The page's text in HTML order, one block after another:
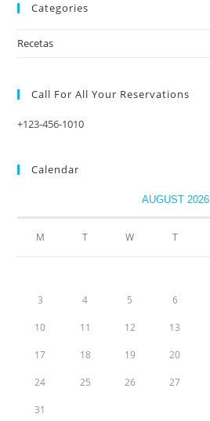
Categories
Recetas
Call For All Your​ Reservations
+123-456-1010
Calendar
AUGUST 2026
M T W T
3 4 5 6
10 11 12 13
17 18 19 20
24 25 26 27
31